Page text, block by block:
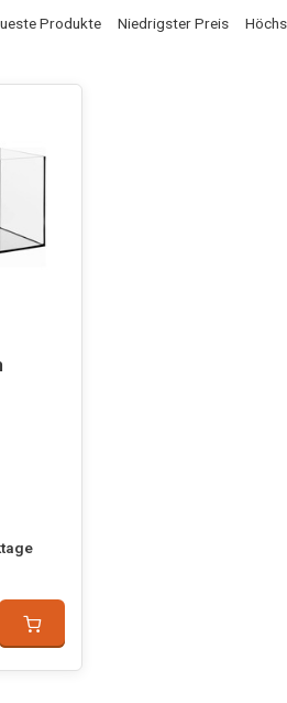
Produkte Niedrigster Preis